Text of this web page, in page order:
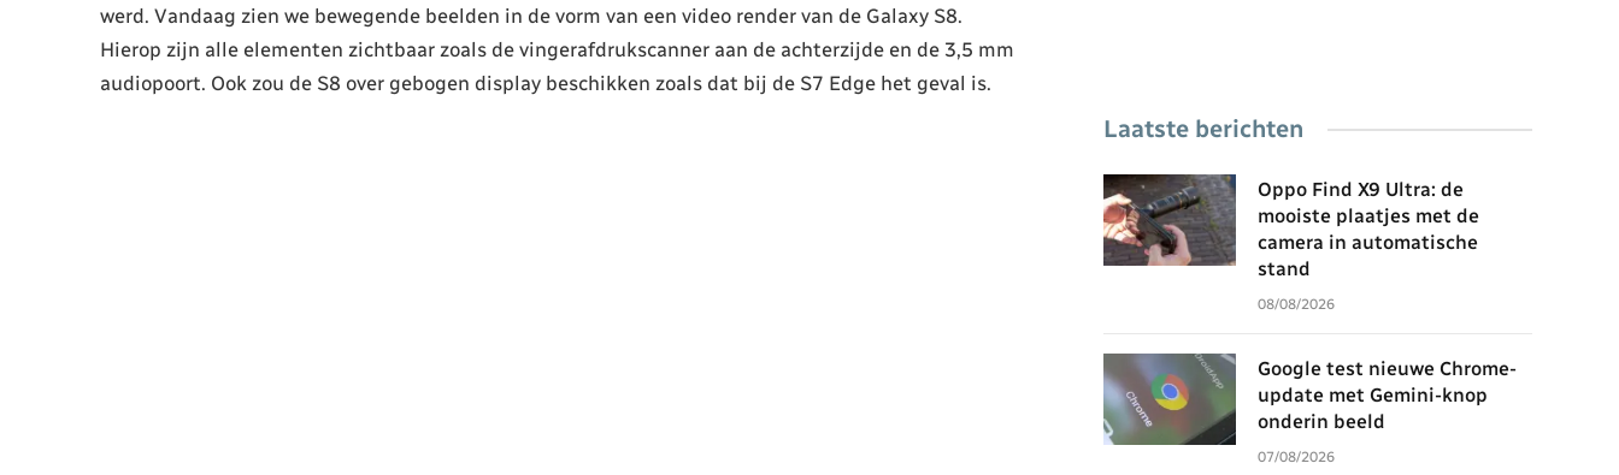
werd. Vandaag zien we bewegende beelden in de vorm van een video render van de Galaxy S8.
Hierop zijn alle elementen zichtbaar zoals de vingerafdrukscanner aan de achterzijde en de 3,5 mm
audiopoort. Ook zou de S8 over gebogen display beschikken zoals dat bij de S7 Edge het geval is.
Laatste berichten
Oppo Find X9 Ultra: de
mooiste plaatjes met de
camera in automatische
stand
08/08/2026
Google test nieuwe Chrome-
update met Gemini-knop
onderin beeld
07/08/2026